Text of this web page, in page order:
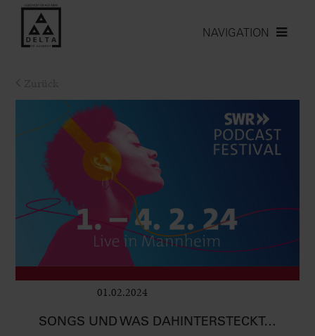
NAVIGATION
01.02.2024
SONGS UND WAS DAHINTERSTECKT…